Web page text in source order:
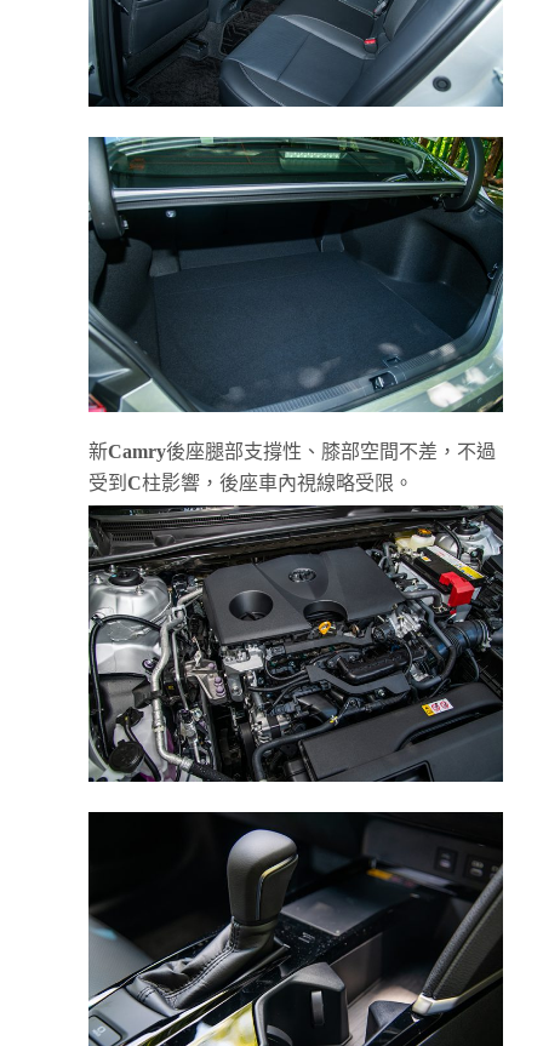
新Camry後座腿部支撐性、膝部空間不差，不過
受到C柱影響，後座車內視線略受限。